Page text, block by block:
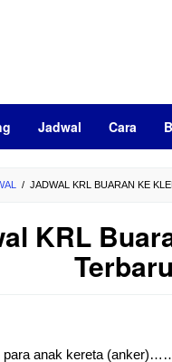
Jadwal Cara
/ JADWAL KRL BUARAN KE
KRL
para anak kereta